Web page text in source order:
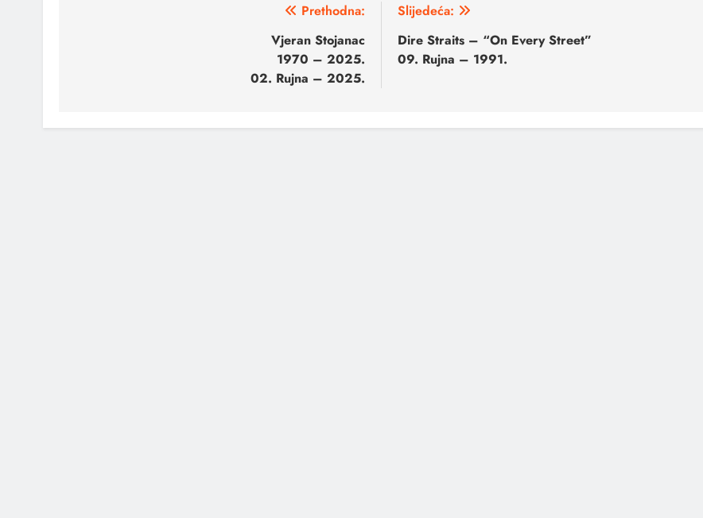
Prethodna:
Vjeran Stojanac
1970 – 2025.
02. Rujna – 2025.
Slijedeća:
Dire Straits – “On Every Street”
09. Rujna – 1991.